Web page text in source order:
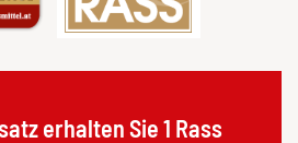
erhalten Sie 1 Rass